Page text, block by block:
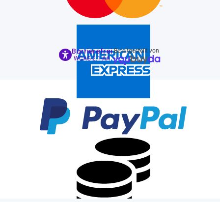
Barrierefrei
WCAG-2.1-AA
Bereitgestellt von